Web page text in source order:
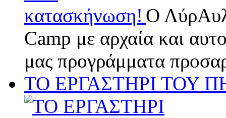
Ο
Camp με αρχαία και
μας προγράμματα
ΤΟ ΕΡΓΑΣΤΗΡΙ ΤΟΥ